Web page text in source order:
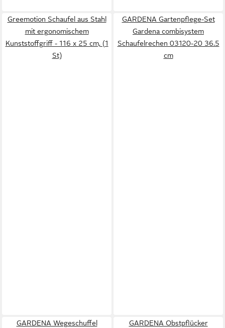
Greemotion Schaufel aus Stahl
mit ergonomischem
Kunststoffgriff - 116 x 25 cm, (1
St)
GARDENA Gartenpflege-Set
Gardena combisystem
Schaufelrechen 03120-20 36.5
cm
GARDENA Wegeschuffel
GARDENA Obstpflücker